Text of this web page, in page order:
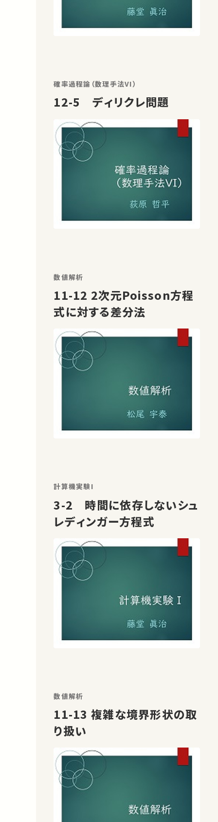
確率過程論（数理手法VI）
12-5 ディリクレ問題
数値解析
11-12 2次元Poisson方程
式に対する差分法
計算機実験I
3-2 時間に依存しないシュ
レディンガー方程式
数値解析
11-13 複雑な境界形状の取
り扱い